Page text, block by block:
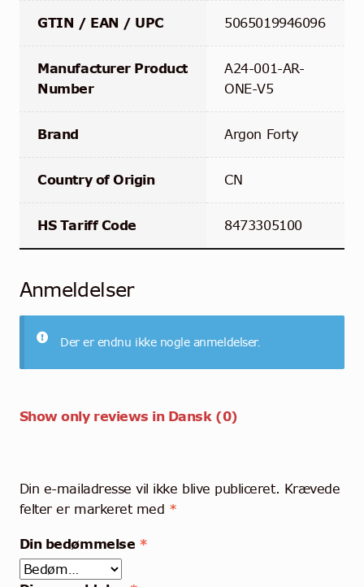
GTIN / EAN / UPC 5065019946096
Manufacturer Product
Number
A24-001-AR-
ONE-V5
Brand Argon Forty
Country of Origin CN
HS Tariff Code 8473305100
Anmeldelser
Der er endnu ikke nogle anmeldelser.
Show only reviews in Dansk (0)
Din e-mailadresse vil ikke blive publiceret. Krævede
felter er markeret med *
Din bedømmelse *